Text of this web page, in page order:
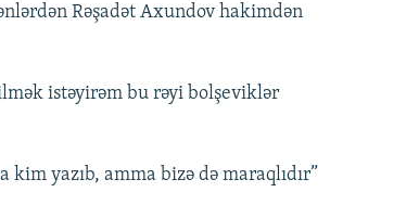
Rəşadət Axundov hakimdən
istəyirəm bu rəyi bolşeviklər
yazıb, amma bizə də maraqlıdır”